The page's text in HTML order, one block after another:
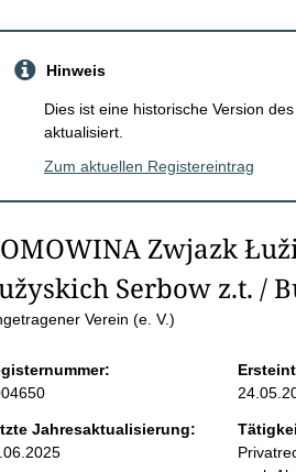
Hinweis
Dies ist eine historische Version
aktualisiert.
Zum aktuellen Registereintrag
Zwjazk
Serbow z.t. /
Verein (e. V.)
Jahresaktualisierung: